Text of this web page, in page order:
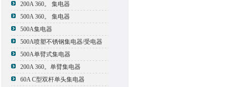
200A 360。 集电器
500A 360。 集电器
500A集电器
500A喷塑不锈钢集电器/受电器
500A单臂式集电器
200A 360。单臂集电器
60A C型双杆单头集电器